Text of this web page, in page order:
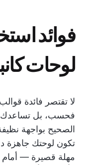
فوائد
لوحات
لا تقتصر فائدة
فحسب، بل تساعدك
الصحيح بواجهة
تكون لوحتك
مهلة قصيرة — أمام